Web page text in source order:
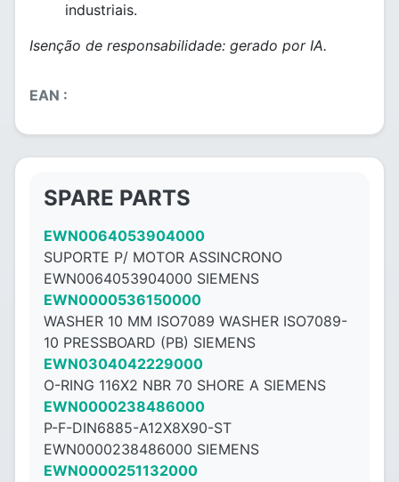
industriais.
Isenção de responsabilidade: gerado por IA.
EAN :
SPARE PARTS
EWN0064053904000
SUPORTE P/ MOTOR ASSINCRONO
EWN0064053904000 SIEMENS
EWN0000536150000
WASHER 10 MM ISO7089 WASHER ISO7089-
10 PRESSBOARD (PB) SIEMENS
EWN0304042229000
O-RING 116X2 NBR 70 SHORE A SIEMENS
EWN0000238486000
P-F-DIN6885-A12X8X90-ST
EWN0000238486000 SIEMENS
EWN0000251132000